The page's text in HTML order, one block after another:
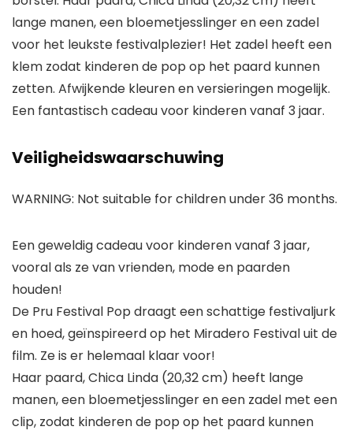
lange manen, een bloemetjesslinger en een zadel
voor het leukste festivalplezier! Het zadel heeft een
klem zodat kinderen de pop op het paard kunnen
zetten. Afwijkende kleuren en versieringen mogelijk.
Een fantastisch cadeau voor kinderen vanaf 3 jaar.
Veiligheidswaarschuwing
WARNING: Not suitable for children under 36 months.
Een geweldig cadeau voor kinderen vanaf 3 jaar,
vooral als ze van vrienden, mode en paarden
houden!
De Pru Festival Pop draagt een schattige festivaljurk
en hoed, geïnspireerd op het Miradero Festival uit de
film. Ze is er helemaal klaar voor!
Haar paard, Chica Linda (20,32 cm) heeft lange
manen, een bloemetjesslinger en een zadel met een
clip, zodat kinderen de pop op het paard kunnen